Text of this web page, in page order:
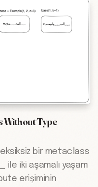
Without Type
bir metaclass
iki aşamalı yaşam
erişiminin